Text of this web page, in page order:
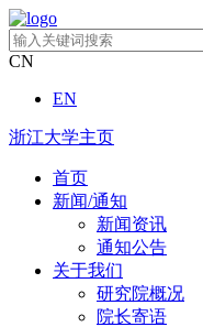
CN
EN
浙江大学主页
首页
新闻/通知
新闻资讯
通知公告
关于我们
研究院概况
院长寄语